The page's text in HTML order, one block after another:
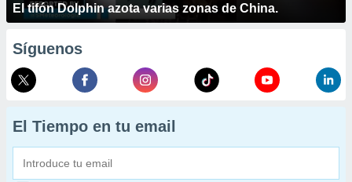
El tifón Dolphin azota varias zonas de China.
Síguenos
El Tiempo en tu email